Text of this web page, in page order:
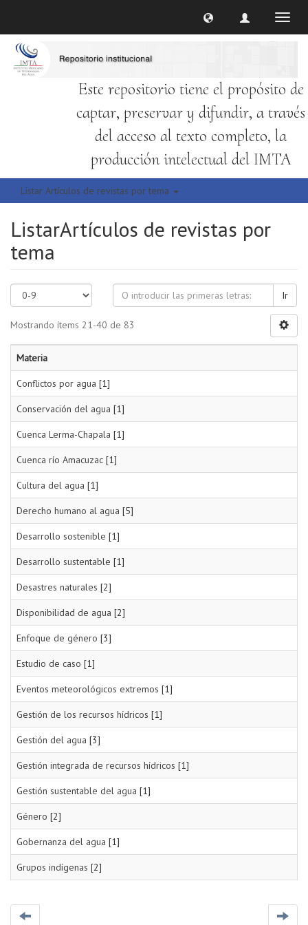
Este repositorio tiene el propósito de
captar, preservar y difundir, a través
del acceso al texto completo, la
producción intelectual del IMTA
Listar Artículos de revistas por tema
ListarArtículos de revistas por
tema
Ir
Mostrando ítems 21-40 de 83
Materia
Conflictos por agua [1]
Conservación del agua [1]
Cuenca Lerma-Chapala [1]
Cuenca río Amacuzac [1]
Cultura del agua [1]
Derecho humano al agua [5]
Desarrollo sostenible [1]
Desarrollo sustentable [1]
Desastres naturales [2]
Disponibilidad de agua [2]
Enfoque de género [3]
Estudio de caso [1]
Eventos meteorológicos extremos [1]
Gestión de los recursos hídricos [1]
Gestión del agua [3]
Gestión integrada de recursos hídricos [1]
Gestión sustentable del agua [1]
Género [2]
Gobernanza del agua [1]
Grupos indígenas [2]